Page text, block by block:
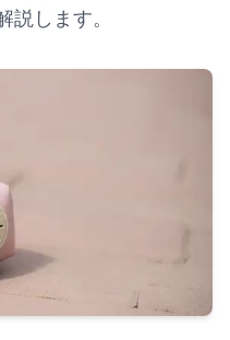
説します。